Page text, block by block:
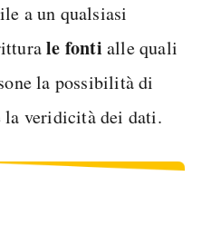
a un qualsiasi
le fonti alle quali
la possibilità di
la veridicità dei dati.